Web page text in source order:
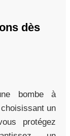
dès
bombe à
un
protégez